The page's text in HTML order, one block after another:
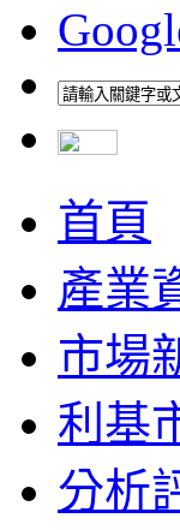
首頁
產業
市場
利基
分析